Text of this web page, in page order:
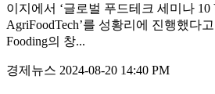
이지에서 ‘글로벌 푸드테크 세미나 10
AgriFoodTech’를 성황리에 진행했다
Fooding의 창...
경제뉴스 2024-08-20 14:40 PM